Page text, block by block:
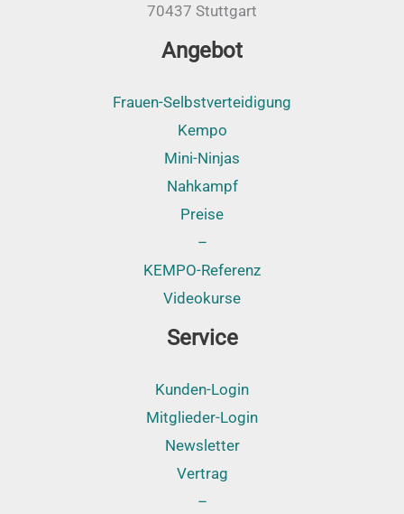
70437 Stuttgart
Angebot
Frauen-Selbstverteidigung
Kempo
Mini-Ninjas
Nahkampf
Preise
–
KEMPO-Referenz
Videokurse
Service
Kunden-Login
Mitglieder-Login
Newsletter
Vertrag
–